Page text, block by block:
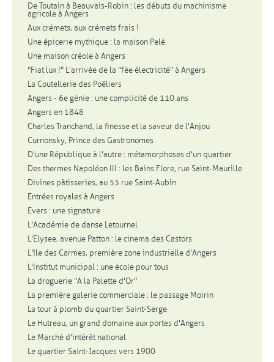
De Toutain à Beauvais-Robin : les débuts du machinisme
agricole à Angers
Aux crémets, aux crémets frais !
Une épicerie mythique : la maison Pelé
Une maison créole à Angers
"Fiat lux !" L'arrivée de la "fée électricité" à Angers
La Coutellerie des Poêliers
Angers - 6e génie : une complicité de 110 ans
Angers en 1848
Charles Tranchand, la finesse et la saveur de l'Anjou
Curnonsky, Prince des Gastronomes
D'une République à l'autre : métamorphoses d'un quartier
Des thermes Napoléon III : les Bains Flore, rue Saint-Maurille
Divines pâtisseries, au 53 rue Saint-Aubin
Entrées royales à Angers
Evers : une signature
L'Académie de danse Letournel
L'Elysee, avenue Patton : le cinema des Castors
L'île des Carmes, première zone industrielle d'Angers
L'Institut municipal : une école pour tous
La droguerie "A la Palette d'Or"
La première galerie commerciale : le passage Moirin
La tour à plomb du quartier Saint-Serge
Le Hutreau, un grand domaine aux portes d'Angers
Le Marché d'intérêt national
Le quartier Saint-Jacques vers 1900